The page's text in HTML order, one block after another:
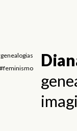
#feminismo